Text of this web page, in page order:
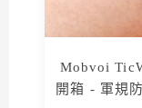
Mobvoi
開箱 - 軍規